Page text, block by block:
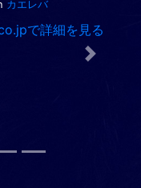
カエレバ
で詳細を見る
Next